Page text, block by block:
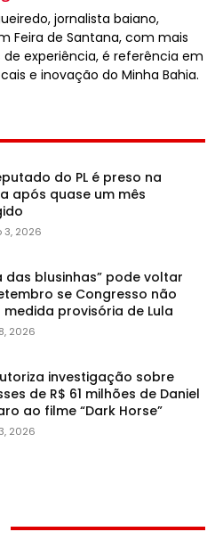
jornalista baiano,
Feira de Santana, com mais
de experiência, é referência em
e inovação do Minha Bahia.
do PL é preso na
após quase um mês
3, 2026
das blusinhas” pode voltar
se Congresso não
provisória de Lula
2026
investigação sobre
de R$ 61 milhões de Daniel
ao filme “Dark Horse”
2026